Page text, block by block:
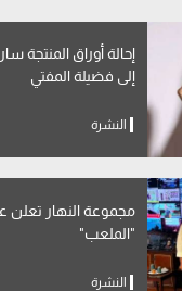
إلى فضيلة المفتي
النشرة
مجموعة النهار تعلن
"الملعب"
النشرة